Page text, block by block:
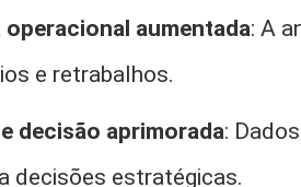
aumentada: A
e retrabalhos.
decisão aprimorada:
decisões estratégicas.